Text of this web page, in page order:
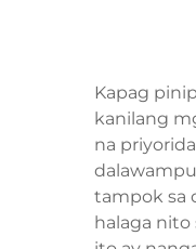
Kapag
kanilang
na
tampok sa
halaga nito